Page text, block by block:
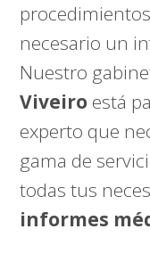
necesario un
Nuestro
Viveiro está
experto que
gama de
todas tus
informes